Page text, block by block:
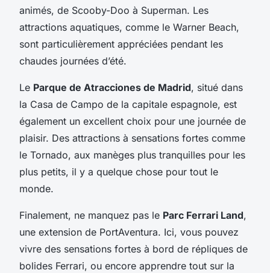
animés, de Scooby-Doo à Superman. Les
attractions aquatiques, comme le Warner Beach,
sont particulièrement appréciées pendant les
chaudes journées d’été.
Le Parque de Atracciones de Madrid, situé dans
la Casa de Campo de la capitale espagnole, est
également un excellent choix pour une journée de
plaisir. Des attractions à sensations fortes comme
le Tornado, aux manèges plus tranquilles pour les
plus petits, il y a quelque chose pour tout le
monde.
Finalement, ne manquez pas le Parc Ferrari Land,
une extension de PortAventura. Ici, vous pouvez
vivre des sensations fortes à bord de répliques de
bolides Ferrari, ou encore apprendre tout sur la